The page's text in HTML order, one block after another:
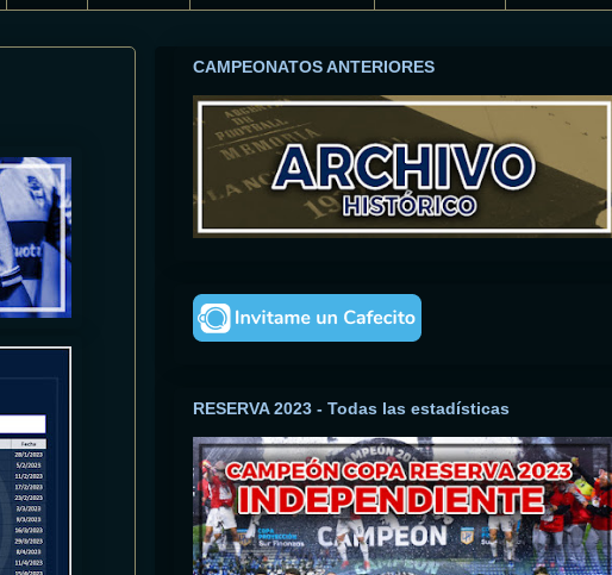
CAMPEONATOS ANTERIORES
RESERVA 2023 - Todas las estadísticas